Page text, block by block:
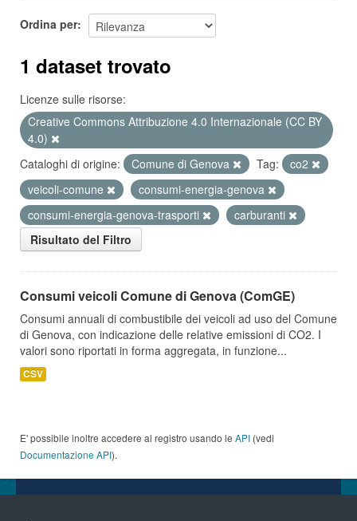
Ordina per
1 dataset trovato
Licenze sulle risorse:
Creative Commons Attribuzione 4.0 Internazionale (CC BY
4.0)
Cataloghi di origine:
Comune di Genova Tag:
co2
veicoli-comune
consumi-energia-genova
consumi-energia-genova-trasporti
carburanti
Risultato del Filtro
Consumi veicoli Comune di Genova (ComGE)
Consumi annuali di combustibile dei veicoli ad uso del Comune
di Genova, con indicazione delle relative emissioni di CO2. I
valori sono riportati in forma aggregata, in funzione...
CSV
E' possibile inoltre accedere al registro usando le API (vedi
Documentazione API).